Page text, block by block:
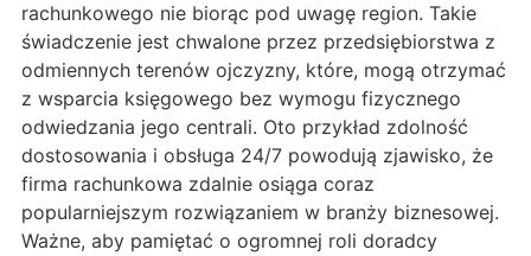
rachunkowego nie biorąc pod uwagę region. Takie
świadczenie jest chwalone przez przedsiębiorstwa z
odmiennych terenów ojczyzny, które, mogą otrzymać
z wsparcia księgowego bez wymogu fizycznego
odwiedzania jego centrali. Oto przykład zdolność
dostosowania i obsługa 24/7 powodują zjawisko, że
firma rachunkowa zdalnie osiąga coraz
popularniejszym rozwiązaniem w branży biznesowej.
Ważne, aby pamiętać o ogromnej roli doradcy